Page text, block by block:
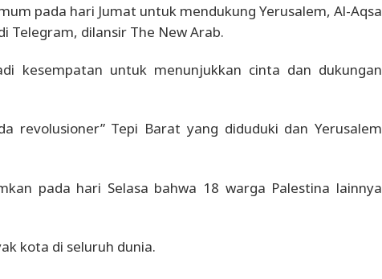
pada hari Jumat untuk mendukung Yerusalem, Al-Aqsa
Telegram, dilansir The New Arab.
kesempatan untuk menunjukkan cinta dan dukungan
revolusioner” Tepi Barat yang diduduki dan Yerusalem
pada hari Selasa bahwa 18 warga Palestina lainnya
kota di seluruh dunia.